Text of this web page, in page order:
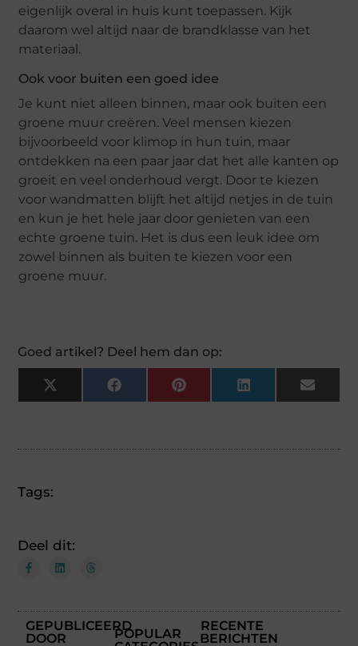
eigenlijk overal in huis kunt toepassen. Kijk
daarom wel altijd naar de brandklasse van het
materiaal.
Ook voor buiten een goed idee
Je kunt niet alleen binnen, maar ook buiten een
groene muur creëren. Veel mensen kiezen
bijvoorbeeld voor klimop in hun tuin, maar
ontdekken na een paar jaar dat het alle kanten op
groeit en veel onderhoud vergt. Door te kiezen
voor wandmatten blijft het altijd netjes in de tuin
en kun je het hele jaar door genieten van een
echte groene tuin. Het is dus een leuk idee om
zowel binnen als buiten te kiezen voor een
groene muur.
Goed artikel? Deel hem dan op:
X
(Twitter)
FacebookPinterestLinkedInEmail
Tags:
Deel dit:
GEPUBLICEERD
DOOR
POPULAR
RECENTE
BERICHTEN